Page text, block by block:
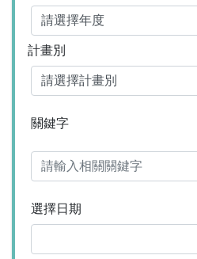
計畫別
關鍵字
選擇日期